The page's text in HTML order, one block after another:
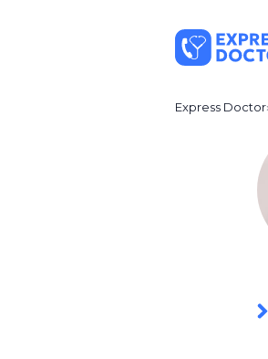
Express Doctor